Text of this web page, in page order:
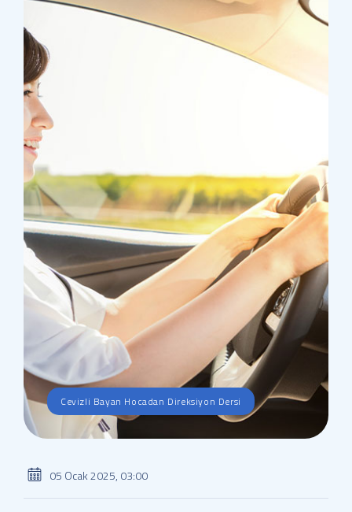
Cevizli Bayan Hocadan Direksiyon Dersi
05 Ocak 2025, 03:00